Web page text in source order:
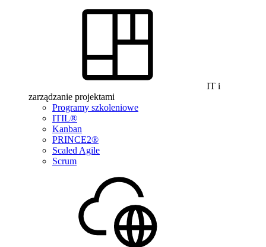
IT i
zarządzanie projektami
Programy szkoleniowe
ITIL®
Kanban
PRINCE2®
Scaled Agile
Scrum